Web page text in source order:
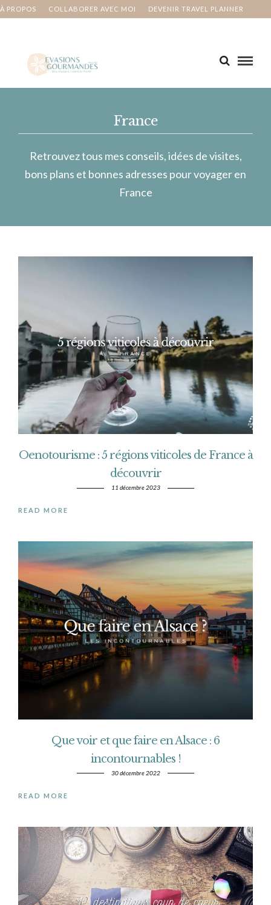
À PROPOS COLLABORER AVEC MOI DEVENIR TRAVEL PLANNER
France
Retrouvez tous mes conseils, idées de visites,
bons plans et bonnes adresses pour voyager en
France
Oenotourisme : 5 régions viticoles de France à
découvrir
11 décembre 2023
READ MORE
Que voir et que faire en Alsace : 6
incontournables !
30 décembre 2022
READ MORE